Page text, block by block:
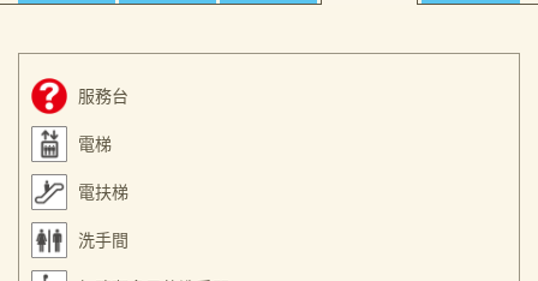
服務台
電梯
電扶梯
洗手間